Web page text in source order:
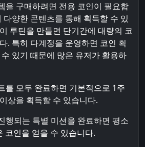
을 구매하려면 전용 코인이 필요합
다양한 콘텐츠를 통해 획득할 수 있
루틴을 만들면 단기간에 대량의 코
. 특히 다계정을 운영하면 코인 획
있기 때문에 많은 유저가 활용하
를 모두 완료하면 기본적으로 1주
상을 획득할 수 있습니다.
행되는 특별 미션을 완료하면 평소
코인을 얻을 수 있습니다.